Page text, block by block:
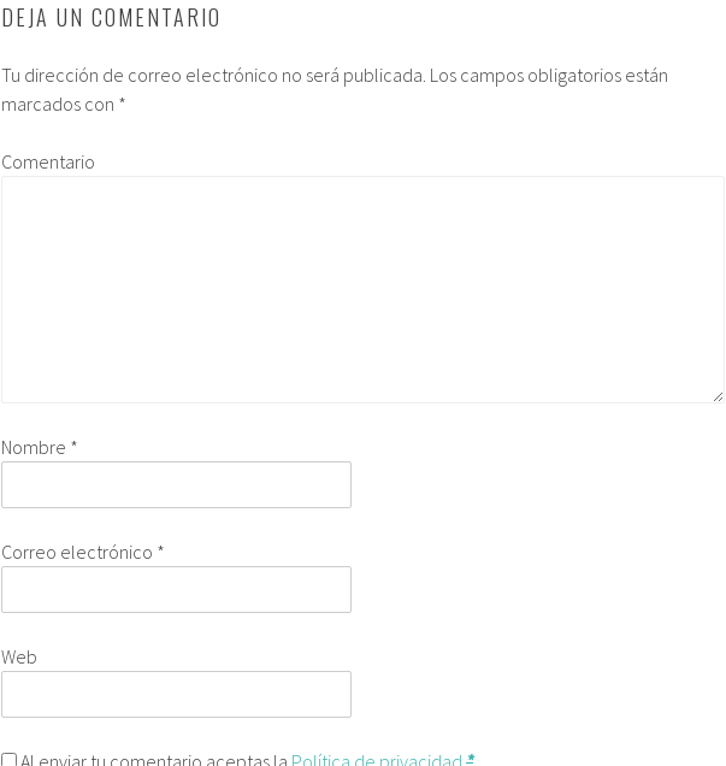
DEJA UN COMENTARIO
Tu dirección de correo electrónico no será publicada. Los campos obligatorios están
marcados con *
Comentario
Nombre *
Correo electrónico *
Web
Al enviar tu comentario aceptas la Política de privacidad *